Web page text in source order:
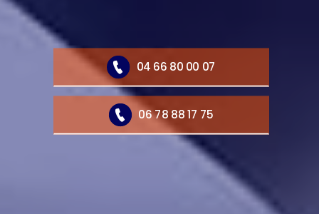
04 66 80 00 07
06 78 88 17 75